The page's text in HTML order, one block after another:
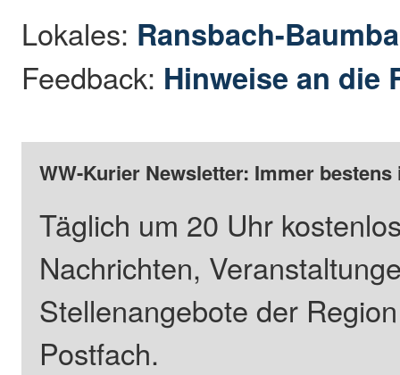
Lokales: Ransbach-
Feedback: Hinweise an die
WW-Kurier Newsletter: Immer
Täglich um 20 Uhr
Nachrichten,
Stellenangebote der
Postfach.